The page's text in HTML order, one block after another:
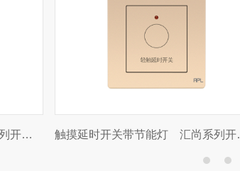
人体感应开关带消防 汇尚系列开关插座 一位音响插座 汇尚系列开关插